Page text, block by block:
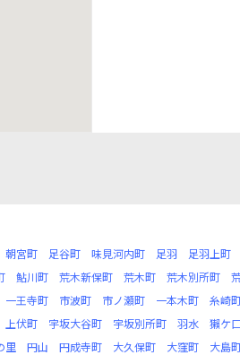
朝宮町 足谷町 味見河内町 足羽 足羽上町
鮎川町 荒木新保町 荒木町 荒木別所町
一王寺町 市波町 市ノ瀬町 一本木町 糸崎
上伏町 宇坂大谷町 宇坂別所町 羽水 獺ケ
里 円山 円成寺町 大久保町 大窪町 大島